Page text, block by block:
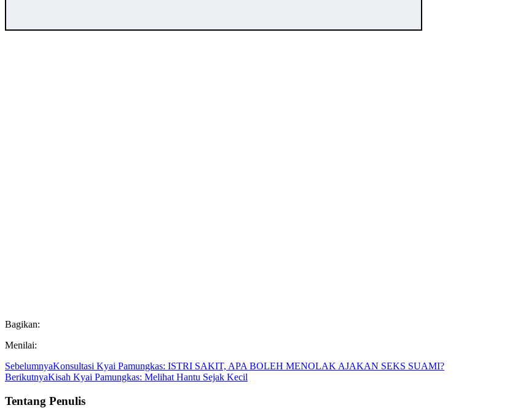
Bagikan:
Menilai:
SebelumnyaKonsultasi Kyai Pamungkas: ISTRI SAKIT, APA BOLEH MENOLAK AJAKAN SEKS SUAMI?
BerikutnyaKisah Kyai Pamungkas: Melihat Hantu Sejak Kecil
Tentang Penulis